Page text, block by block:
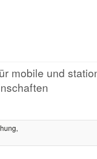
mobile und